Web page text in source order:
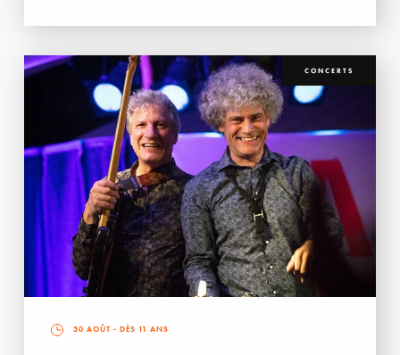
CONCERTS
30 AOÛT - DÈS 11 ANS